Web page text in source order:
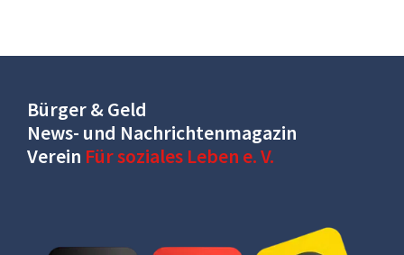
Bürger & Geld
News- und Nachrichtenmagazin
Verein Für soziales Leben e. V.